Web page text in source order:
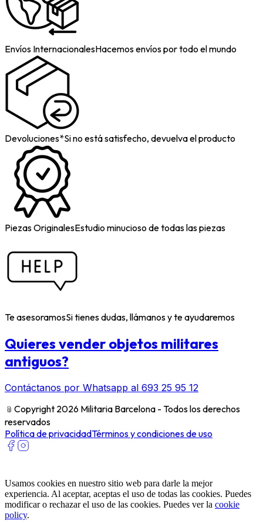
Envíos InternacionalesHacemos envíos por todo el mundo
Devoluciones*Si no está satisfecho, devuelva el producto
Piezas OriginalesEstudio minucioso de todas las piezas
Te asesoramosSi tienes dudas, llámanos y te ayudaremos
Quieres vender objetos militares
antiguos?
Contáctanos por Whatsapp al 693 25 95 12
﹫ Copyright 2026 Militaria Barcelona - Todos los derechos
reservados
Política de privacidadTérminos y condiciones de uso
Usamos cookies en nuestro sitio web para darle la mejor
experiencia. Al aceptar, aceptas el uso de todas las cookies. Puedes
modificar o rechazar el uso de las cookies. Puedes ver la cookie
policy.